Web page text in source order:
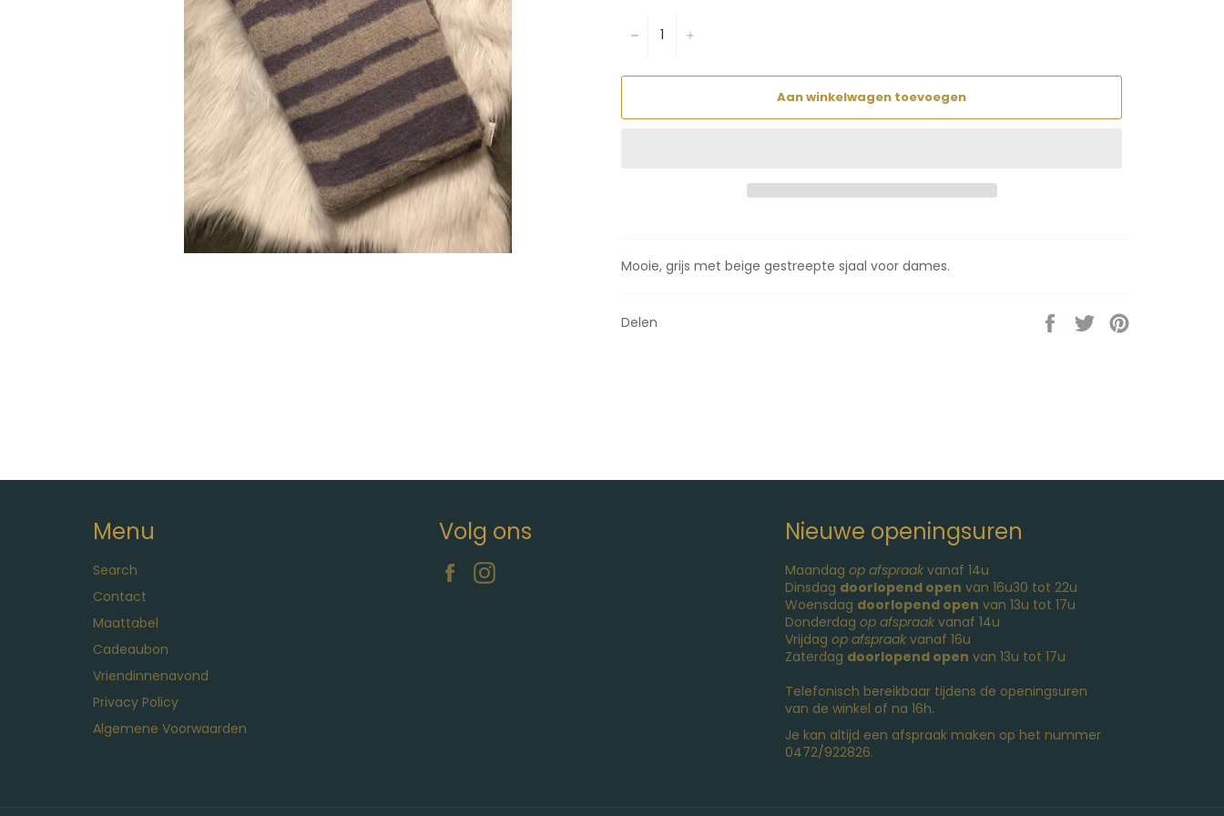
− +
Aan winkelwagen toevoegen
Mooie, grijs met beige gestreepte sjaal voor dames.
Delen
Delen
op
Twitteren
op
Menu
Search
Contact
Maattabel
Cadeaubon
Vriendinnenavond
Privacy Policy
Algemene Voorwaarden
Volg ons
Facebook
Nieuwe openingsuren
Maandag op afspraak vanaf 14u
Dinsdag doorlopend open van 16u30 tot 22u
Woensdag doorlopend open van 13u tot 17u
Donderdag op afspraak vanaf 14u
Vrijdag op afspraak vanaf 16u
Zaterdag doorlopend open van 13u tot 17u
Telefonisch bereikbaar tijdens de openingsuren
van de winkel of na 16h.
Je kan altijd een afspraak maken op het nummer
0472/922826.